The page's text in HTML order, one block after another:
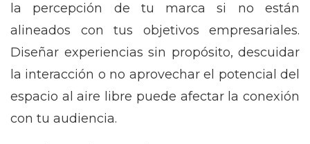
la percepción de tu marca si no están
alineados con tus objetivos empresariales.
Diseñar experiencias sin propósito, descuidar
la interacción o no aprovechar el potencial del
espacio al aire libre puede afectar la conexión
con tu audiencia.